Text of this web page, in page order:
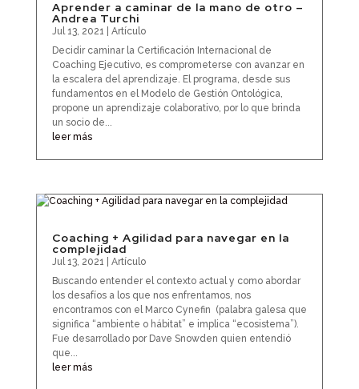
Aprender a caminar de la mano de otro –
Andrea Turchi
Jul 13, 2021
Artículo
Decidir caminar la Certificación Internacional de
Coaching Ejecutivo, es comprometerse con avanzar en
la escalera del aprendizaje. El programa, desde sus
fundamentos en el Modelo de Gestión Ontológica,
propone un aprendizaje colaborativo, por lo que brinda
un socio de...
leer más
Coaching + Agilidad para navegar en la
complejidad
Jul 13, 2021
Artículo
Buscando entender el contexto actual y como abordar
los desafíos a los que nos enfrentamos, nos
encontramos con el Marco Cynefin (palabra galesa que
significa “ambiente o hábitat” e implica “ecosistema”).
Fue desarrollado por Dave Snowden quien entendió
que...
leer más